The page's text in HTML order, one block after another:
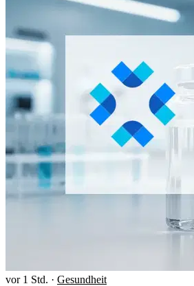
vor 1 Std. · Gesundheit